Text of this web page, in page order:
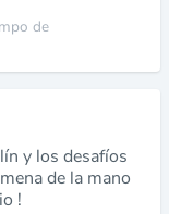
de
y los desafíos
de la mano
!